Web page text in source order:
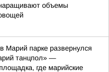
объемы
Марий парке развернулся
танцпол» —
где марийские